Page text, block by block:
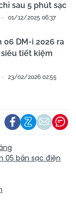
sau 5 phút sạc
01/12/2025 06:37
06 DM-i 2026 ra
siêu tiết kiệm
23/02/2026 02:55
05 bản sạc điện